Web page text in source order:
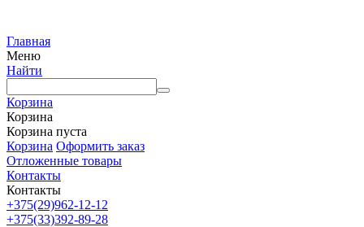
Главная
Меню
Найти
Корзина
Корзина
Корзина пуста
Корзина Оформить заказ
Отложенные товары
Контакты
Контакты
+375(29)962-12-12
+375(33)392-89-28